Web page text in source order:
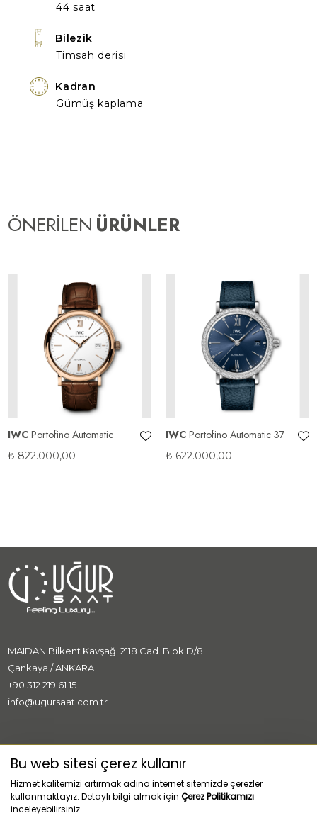
44 saat
Bilezik
Timsah derisi
Kadran
Gümüş kaplama
ÖNERİLEN ÜRÜNLER
IWC Portofino Automatic
₺ 822.000,00
IWC Portofino Automatic 37
₺ 622.000,00
MAIDAN Bilkent Kavşağı 2118 Cad. Blok:D/8
Çankaya / ANKARA
+90 312 219 61 15
info@ugursaat.com.tr
MARKALAR
KURUMSAL
Bu web sitesi çerez kullanır
Hizmet kalitemizi artırmak adına internet sitemizde çerezler
kullanmaktayız. Detaylı bilgi almak için Çerez Politikamızı
inceleyebilirsiniz